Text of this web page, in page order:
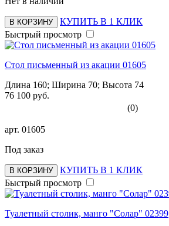
В КОРЗИНУ
КУПИТЬ В 1 КЛИК
Быстрый просмотр
Стол письменный из акации 01605
Длина 160; Ширина 70; Высота 74
76 100 руб.
(0)
арт. 01605
Под заказ
В КОРЗИНУ
КУПИТЬ В 1 КЛИК
Быстрый просмотр
Туалетный столик, манго "Солар" 02399